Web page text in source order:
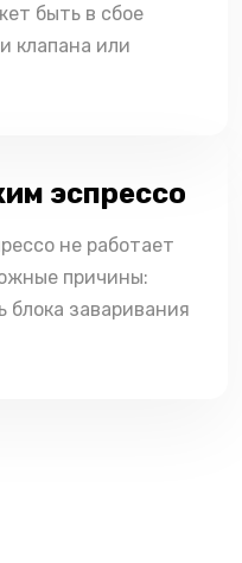
быть в сбое
клапана или
эспрессо
не работает
причины:
блока заваривания